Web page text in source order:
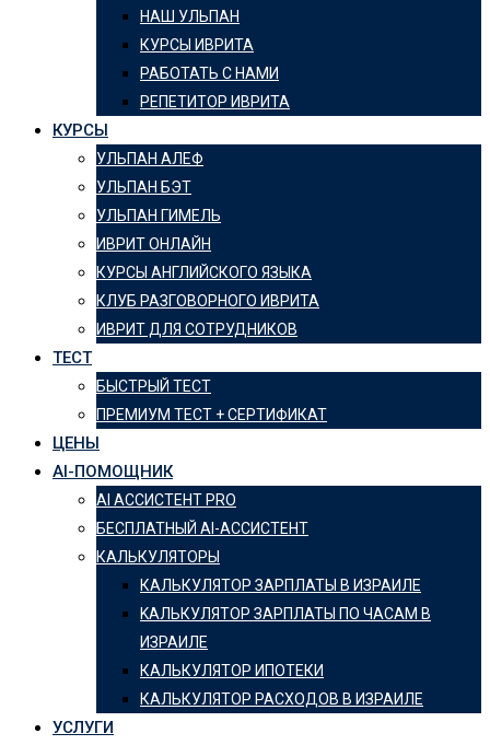
НАШ УЛЬПАН
КУРСЫ ИВРИТА
РАБОТАТЬ С НАМИ
РЕПЕТИТОР ИВРИТА
КУРСЫ
УЛЬПАН АЛЕФ
УЛЬПАН БЭТ
УЛЬПАН ГИМЕЛЬ
ИВРИТ ОНЛАЙН
КУРСЫ АНГЛИЙСКОГО ЯЗЫКА
КЛУБ РАЗГОВОРНОГО ИВРИТА
ИВРИТ ДЛЯ СОТРУДНИКОВ
ТЕСТ
БЫСТРЫЙ ТЕСТ
ПРЕМИУМ ТЕСТ + СЕРТИФИКАТ
ЦЕНЫ
AI-ПОМОЩНИК
AI АССИСТЕНТ PRO
БЕСПЛАТНЫЙ AI-АССИСТЕНТ
КАЛЬКУЛЯТОРЫ
КАЛЬКУЛЯТОР ЗАРПЛАТЫ В ИЗРАИЛЕ
KАЛЬКУЛЯТОР ЗАРПЛАТЫ ПО ЧАСАМ В
ИЗРАИЛЕ
КАЛЬКУЛЯТОР ИПОТЕКИ
КАЛЬКУЛЯТОР РАСХОДОВ В ИЗРАИЛЕ
УСЛУГИ